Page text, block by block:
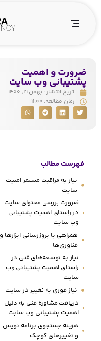
ضرورت و اهمیت
پشتیبانی وب سایت
تاریخ انتشار : بهمن ۲۱, ۱۴۰۰
زمان مطالعه: ۱۱:۰۰
فهرست مطالب
نیاز به مراقبت مستمر امنیت
سایت
ضرورت بررسی محتوای سایت
در راستای اهمیت پشتیبانی
وب سایت
همراهی با بروزرسانی ابزارها و
فناوری‌ها
نیاز به توسعه‌های فنی در
راستای اهمیت پشتیبانی وب
سایت
نیاز فوری به تغییر در سایت
دریافت مشاوره فنی به دلیل
اهمیت پشتیبانی وب سایت
هزینه جستجوی برنامه نویس
و تغییرهای کوچک